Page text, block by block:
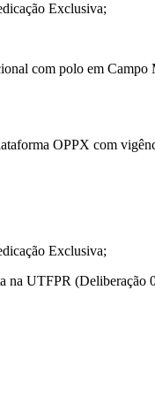
Exclusiva;
com polo em
OPPX com
Exclusiva;
na UTFPR